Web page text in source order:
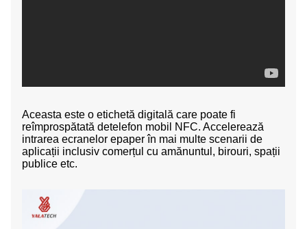
Aceasta este o etichetă digitală care poate fi
reîmprospătată detelefon mobil NFC. Accelerează
intrarea ecranelor epaper în mai multe scenarii de
aplicații inclusiv comerțul cu amănuntul, birouri, spații
publice etc.